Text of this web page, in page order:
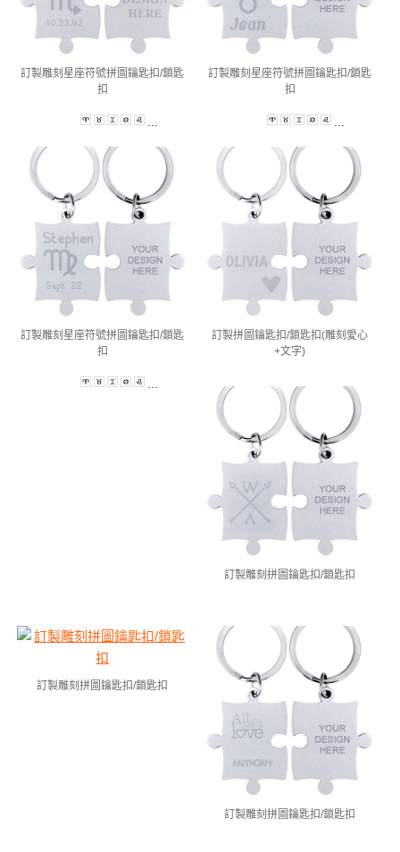
訂製雕刻星座符號拼圖鑰匙扣/鎖匙
扣
訂製雕刻星座符號拼圖鑰匙扣/鎖匙
扣
訂製雕刻星座符號拼圖鑰匙扣/鎖匙
扣
訂製拼圖鑰匙扣/鎖匙扣(雕刻愛心
+文字)
訂製雕刻拼圖鑰匙扣/鎖匙扣
訂製雕刻拼圖鑰匙扣/鎖匙扣
訂製雕刻拼圖鑰匙扣/鎖匙扣